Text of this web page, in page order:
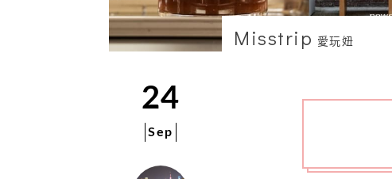
Misstrip 愛玩妞
24
Sep